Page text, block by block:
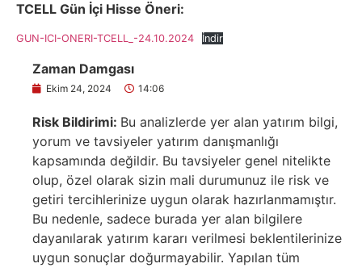
TCELL Gün İçi Hisse Öneri:
GUN-ICI-ONERI-TCELL_-24.10.2024 İndir
Zaman Damgası
Ekim 24, 2024 14:06
Risk Bildirimi: Bu analizlerde yer alan yatırım bilgi,
yorum ve tavsiyeler yatırım danışmanlığı
kapsamında değildir. Bu tavsiyeler genel nitelikte
olup, özel olarak sizin mali durumunuz ile risk ve
getiri tercihlerinize uygun olarak hazırlanmamıştır.
Bu nedenle, sadece burada yer alan bilgilere
dayanılarak yatırım kararı verilmesi beklentilerinize
uygun sonuçlar doğurmayabilir. Yapılan tüm